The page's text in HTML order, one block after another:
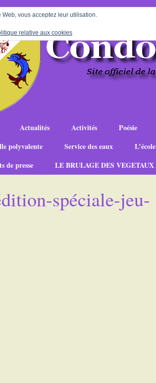
Actualités Activités Poésie
polyvalente Service des eaux L’école
de presse
LE BRULAGE DES VEGETAUX
spéciale-jeu-
vous acceptez leur utilisation.
relative aux cookies